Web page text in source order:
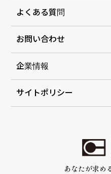
あなたが求め
よくある質問
お問い合わせ
企業情報
サイトポリシー